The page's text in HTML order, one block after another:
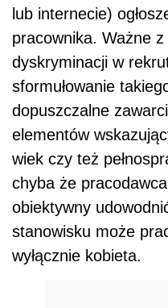
lub internecie)
pracownika. Ważne
dyskryminacji w
sformułowanie
dopuszczalne
elementów
wiek czy też
chyba że
obiektywny
stanowisku może
wyłącznie kobieta.